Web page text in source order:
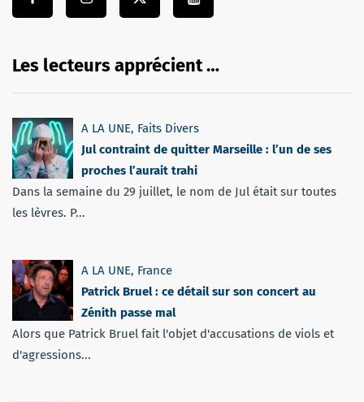
Les lecteurs apprécient …
A LA UNE, Faits Divers
Jul contraint de quitter Marseille : l’un de ses
proches l’aurait trahi
Dans la semaine du 29 juillet, le nom de Jul était sur toutes
les lèvres. P...
A LA UNE, France
Patrick Bruel : ce détail sur son concert au
Zénith passe mal
Alors que Patrick Bruel fait l'objet d'accusations de viols et
d'agressions...